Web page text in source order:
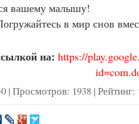
вашему малышу!
в мир снов
на: https://
| Просмотров: 1938 | Рейтинг: